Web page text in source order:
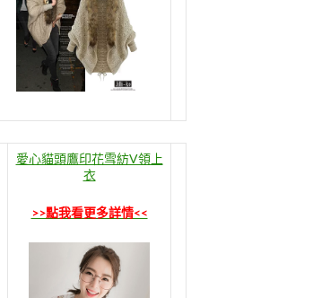
愛心貓頭鷹印花雪紡V領上
衣
>>點我看更多詳情<<